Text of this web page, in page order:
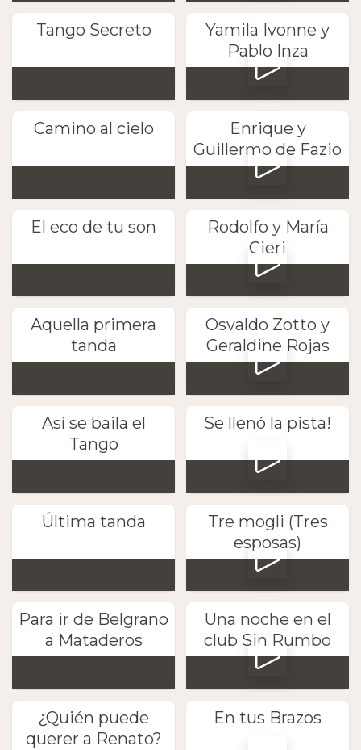
Tango Secreto
Yamila Ivonne y
Pablo Inza
Camino al cielo
Enrique y
Guillermo de Fazio
El eco de tu son
Rodolfo y María
Cieri
Aquella primera
tanda
Osvaldo Zotto y
Geraldine Rojas
Así se baila el
Tango
Se llenó la pista!
Última tanda
Tre mogli (Tres
esposas)
Para ir de Belgrano
a Mataderos
Una noche en el
club Sin Rumbo
¿Quién puede
querer a Renato?
En tus Brazos